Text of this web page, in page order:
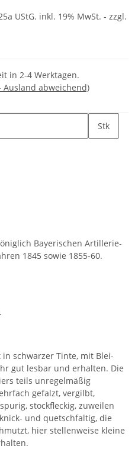
UStG. inkl. 19% MwSt. - zzgl.
in 2-4 Werktagen.
Ausland abweichend)
Stk
Bayerischen Artillerie-
1845 sowie 1855-60.
schwarzer Tinte, mit Blei-
gut lesbar und erhalten. Die
teils unregelmäßig
gefalzt, vergilbt,
stockfleckig, zuweilen
und quetschfaltig, die
hier stellenweise kleine